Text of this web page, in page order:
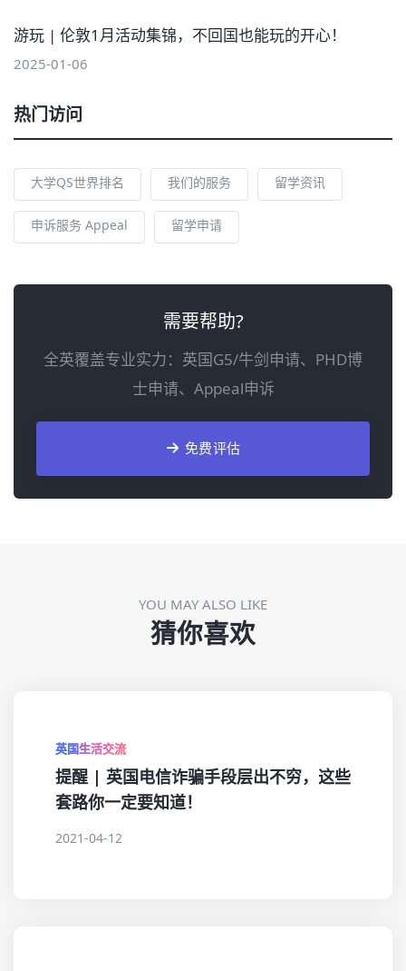
游玩 | 伦敦1月活动集锦，不回国也能玩的开心！
2025-01-06
热门访问
大学QS世界排名 我们的服务 留学资讯
申诉服务 Appeal 留学申请
需要帮助?
全英覆盖专业实力：英国G5/牛剑申请、PHD博
士申请、Appeal申诉
免费评估
YOU MAY ALSO LIKE
猜你喜欢
英国生活交流
提醒 | 英国电信诈骗手段层出不穷，这些
套路你一定要知道！
2021-04-12